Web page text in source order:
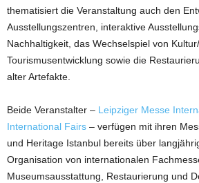
thematisiert die Veranstaltung auch den
Ausstellungszentren, interaktive
Nachhaltigkeit, das Wechselspiel von
Tourismusentwicklung sowie die
alter Artefakte.
Beide Veranstalter – Leipziger Messe
International Fairs – verfügen mit ihren
und Heritage Istanbul bereits über
Organisation von internationalen
Museumsausstattung, Restaurierung und